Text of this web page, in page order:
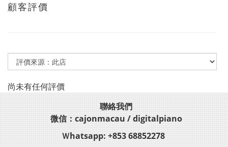
顧客評價
尚未有任何評價
聯絡我們
微信：cajonmacau / digitalpiano
Ｗhatsapp: +853 68852278